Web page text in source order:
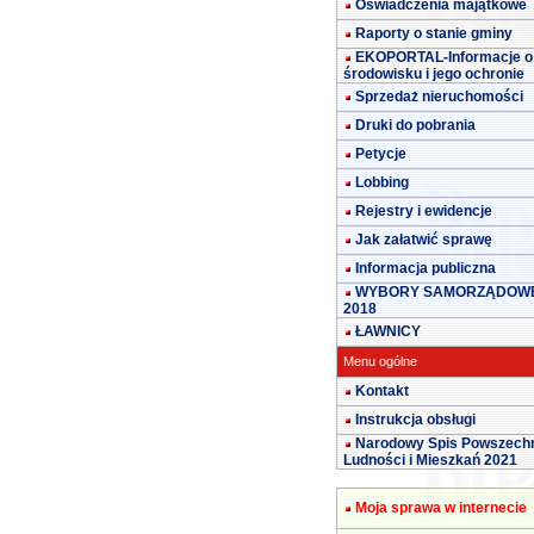
Oświadczenia majątkowe
Raporty o stanie gminy
EKOPORTAL-Informacje o
środowisku i jego ochronie
Sprzedaż nieruchomości
Druki do pobrania
Petycje
Lobbing
Rejestry i ewidencje
Jak załatwić sprawę
Informacja publiczna
WYBORY
2018
ŁAWNICY
Menu ogólne
Kontakt
Instrukcja obsługi
Narodowy Spis
Ludności i Mieszkań 2021
Moja sprawa w internecie